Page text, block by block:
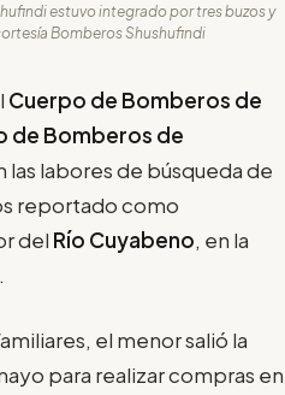
estuvo integrado por tres buzos y
Bomberos Shushufindi
Cuerpo de Bomberos de
de Bomberos de
las labores de búsqueda de
reportado como
del Río Cuyabeno, en la
.
el menor salió la
para realizar compras en